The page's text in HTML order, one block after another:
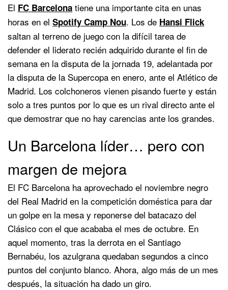
El FC Barcelona tiene una importante cita en unas
horas en el Spotify Camp Nou. Los de Hansi Flick
saltan al terreno de juego con la difícil tarea de
defender el liderato recién adquirido durante el fin de
semana en la disputa de la jornada 19, adelantada por
la disputa de la Supercopa en enero, ante el Atlético de
Madrid. Los colchoneros vienen pisando fuerte y están
solo a tres puntos por lo que es un rival directo ante el
que demostrar que no hay carencias ante los grandes.
Un Barcelona líder… pero con
margen de mejora
El FC Barcelona ha aprovechado el noviembre negro
del Real Madrid en la competición doméstica para dar
un golpe en la mesa y reponerse del batacazo del
Clásico con el que acababa el mes de octubre. En
aquel momento, tras la derrota en el Santiago
Bernabéu, los azulgrana quedaban segundos a cinco
puntos del conjunto blanco. Ahora, algo más de un mes
después, la situación ha dado un giro.